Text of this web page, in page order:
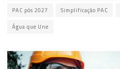
PAC pós 2027 Simplificação PAC
Água que Une